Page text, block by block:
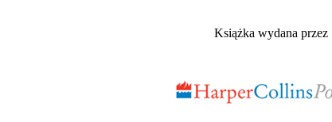
Książka wydana przez